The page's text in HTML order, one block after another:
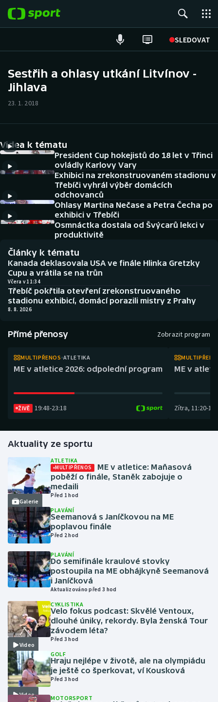
SLEDOVAT
ME v plavání
Tenis
DALŠÍ SPORTY
Americký fotbal
Atletika
Baseball a softbal
Basketbal
Biatlon
Curling
Dostihy
Futsal
Golf
Gymnastika
Házená
Jezdectví
Judo
Krasobruslení
Lezení
Lyže a snowboard
Moderní pětiboj
Motorsport
NEPŘEHLÉDNĚTE
Soutěže
Historické návraty
Aplikace ČT sport
AZ kvíz
Sestřih a ohlasy utkání Litvínov -
Jihlava
23. 1. 2018
Videa k tématu
President Cup hokejistů do 18 let v Třinci
ovládly Karlovy Vary
Exhibici na zrekonstruovaném stadionu v
Třebíči vyhrál výběr domácích
odchovanců
Ohlasy Martina Nečase a Petra Čecha po
exhibici v Třebíči
Osmnáctka dostala od Švýcarů lekci v
produktivitě
Články k tématu
Kanada deklasovala USA ve finále Hlinka Gretzky
Cupu a vrátila se na trůn
Včera v 11:34
Třebíč pokřtila otevření zrekonstruovaného
stadionu exhibicí, domácí porazili mistry z Prahy
8. 8. 2026
Přímé přenosy Zobrazit program
MULTIPŘENOS ATLETIKA
ME v atletice 2026: odpolední program
ŽIVĚ 19:48-23:18
ME v
Zítra, 11:20-
Aktuality ze sportu
Galerie
ATLETIKA
MULTIPŘENOS
ME v atletice: Maňasová
poběží o finále, Staněk zabojuje o
medaili
Před 1 hod
PLAVÁNÍ
Seemanová s Janíčkovou na ME
poplavou finále
Před 2 hod
PLAVÁNÍ
Do semifinále kraulové stovky
postoupila na ME obhájkyně Seemanová
i Janíčková
Aktualizováno před 3 hod
Video
CYKLISTIKA
Velo fokus podcast: Skvělé Ventoux,
dlouhé úniky, rekordy. Byla ženská Tour
závodem léta?
Před 3 hod
Video
GOLF
Hraju nejlépe v životě, ale na olympiádu
je ještě co šperkovat, ví Kousková
Před 3 hod
MOTORSPORT